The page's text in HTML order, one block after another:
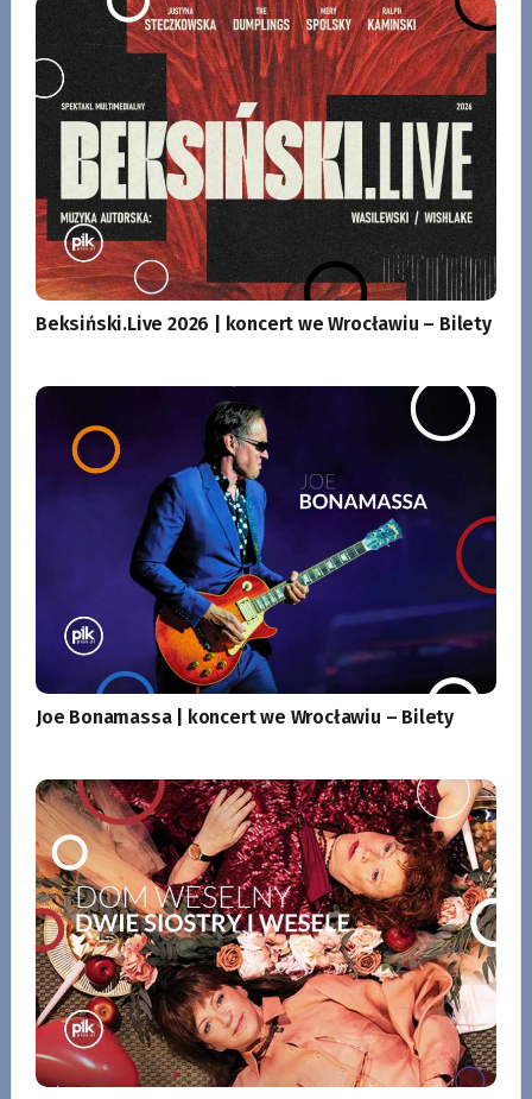
Beksiński.Live 2026 | koncert we Wrocławiu – Bilety
Joe Bonamassa | koncert we Wrocławiu – Bilety